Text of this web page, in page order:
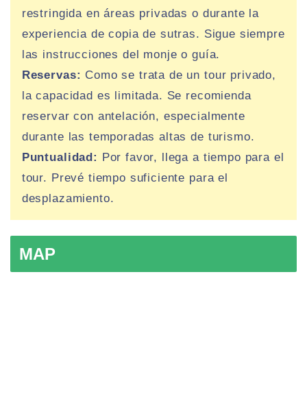
restringida en áreas privadas o durante la
experiencia de copia de sutras. Sigue siempre
las instrucciones del monje o guía.
Reservas: Como se trata de un tour privado,
la capacidad es limitada. Se recomienda
reservar con antelación, especialmente
durante las temporadas altas de turismo.
Puntualidad: Por favor, llega a tiempo para el
tour. Prevé tiempo suficiente para el
desplazamiento.
MAP